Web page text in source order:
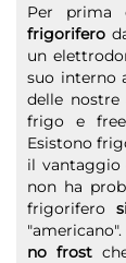
Per prima
frigorifero
un
suo interno
delle
frigo e
Esistono
il vantaggio
non ha
frigorifero
no frost